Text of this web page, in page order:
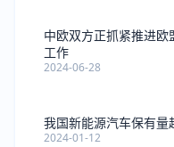
中欧双方正抓紧推进
工作
2024-06-28
我国新能源汽车保有量
2024-01-12